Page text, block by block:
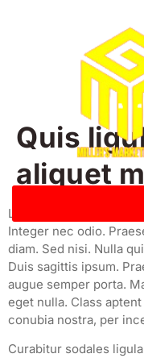
Quis
aliquet
Lorem ipsum dolor sit
Integer nec odio.
diam. Sed nisi. Nulla
Duis sagittis ipsum.
augue semper porta.
eget nulla. Class
conubia nostra, per
Curabitur sodales